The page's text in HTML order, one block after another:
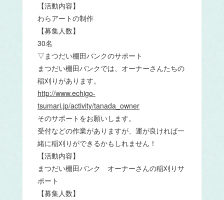
【活動内容】
わらアートの制作
【募集人数】
30名
▽まつだい棚田バンクのサポート
まつだい棚田バンクでは、オーナーさんたちの
稲刈りがあります。
http://www.echigo-
tsumari.jp/activity/tanada_owner
そのサポートをお願いします。
受付などの作業がありますが、運が良ければ一
緒に稲刈りができるかもしれません！
【活動内容】
まつだい棚田バンク オーナーさんの稲刈りサ
ポート
【募集人数】